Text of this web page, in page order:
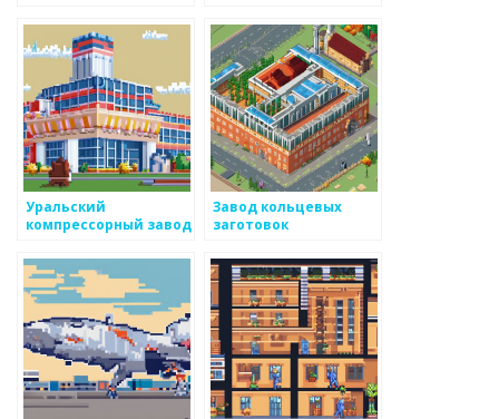
Уральский
компрессорный завод
Завод кольцевых
заготовок